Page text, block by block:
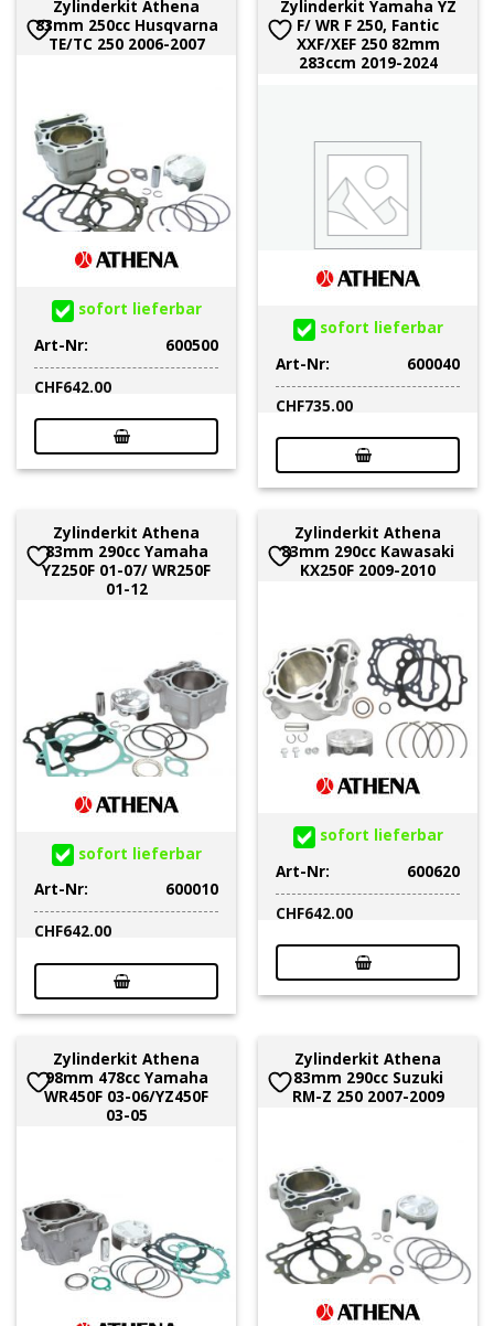
Zylinderkit Athena
83mm 250cc Husqvarna
TE/TC 250 2006-2007
sofort lieferbar
Art-Nr:
600500
CHF642.00
Zylinderkit Yamaha YZ
F/ WR F 250, Fantic
XXF/XEF 250 82mm
283ccm 2019-2024
sofort lieferbar
Art-Nr:
600040
CHF735.00
Zylinderkit Athena
83mm 290cc Yamaha
YZ250F 01-07/ WR250F
01-12
sofort lieferbar
Art-Nr:
600010
CHF642.00
Zylinderkit Athena
83mm 290cc Kawasaki
KX250F 2009-2010
sofort lieferbar
Art-Nr:
600620
CHF642.00
Zylinderkit Athena
98mm 478cc Yamaha
WR450F 03-06/YZ450F
03-05
Zylinderkit Athena
83mm 290cc Suzuki
RM-Z 250 2007-2009